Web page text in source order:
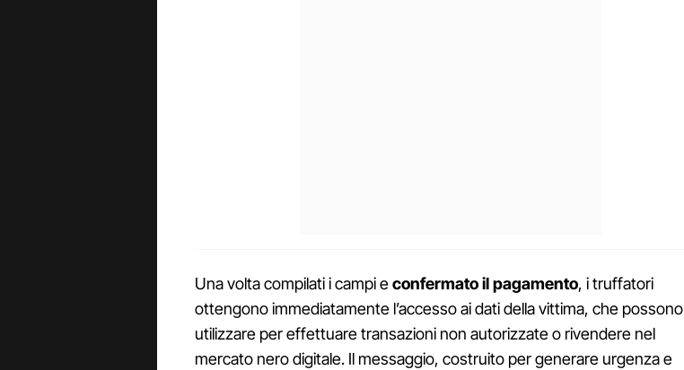
Una volta compilati i campi econfermato il pagamento, i truffatori
ottengono immediatamente l’accesso ai dati della vittima, che possono
utilizzare per effettuare transazioni non autorizzate o rivendere nel
mercato nero digitale. Il messaggio, costruito per generare urgenza e